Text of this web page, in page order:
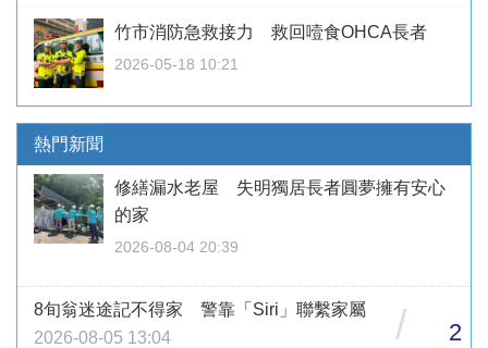
竹市消防急救接力 救回噎食OHCA長者
2026-05-18 10:21
熱門新聞
修繕漏水老屋 失明獨居長者圓夢擁有安心
的家
2026-08-04 20:39
8旬翁迷途記不得家 警靠「Siri」聯繫家屬
2026-08-05 13:04
/ 2